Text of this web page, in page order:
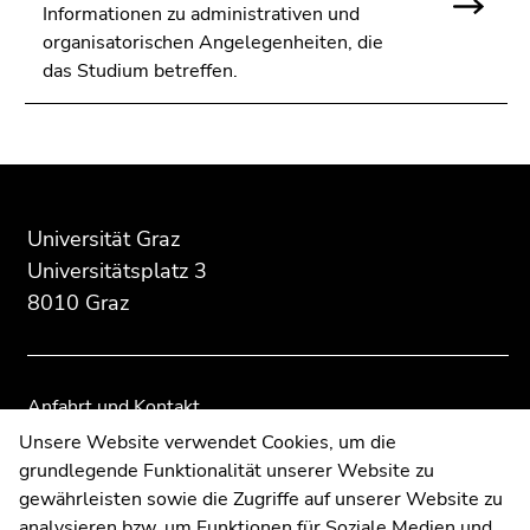
Informationen zu administrativen und
organisatorischen Angelegenheiten, die
das Studium betreffen.
Seitenbereichs:
Zusatzinformationen:
Universität Graz
Universitätsplatz 3
8010 Graz
Anfahrt und Kontakt
Kommunikation und Öffentlichkeitsarbeit
Moodle
UNIGRAZonline
Seitenbereichs.
Übersicht
Seitenbereichs.
Übersicht
Unsere Website verwendet Cookies, um die
grundlegende Funktionalität unserer Website zu
gewährleisten sowie die Zugriffe auf unserer Website zu